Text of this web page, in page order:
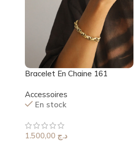
Bracelet En Chaine 161
Accessoires
En stock
د.ج